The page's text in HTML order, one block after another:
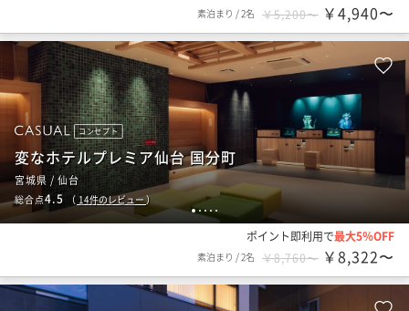
素泊まり /2名 ￥5,200〜 ￥4,940〜
12345
コンセプト
変なホテルプレミア仙台 国分町
宮城県 / 仙台
総合点4.5 （ 14件のレビュー）
ポイント即利用で最大5％OFF
素泊まり /2名 ￥8,760〜 ￥8,322〜